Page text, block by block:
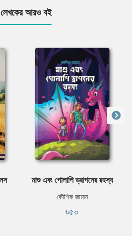
আরও বই
মাশু এবং গোলাপি ড্রাগনের রহস্য
কৌশিক জামান
৳৫০